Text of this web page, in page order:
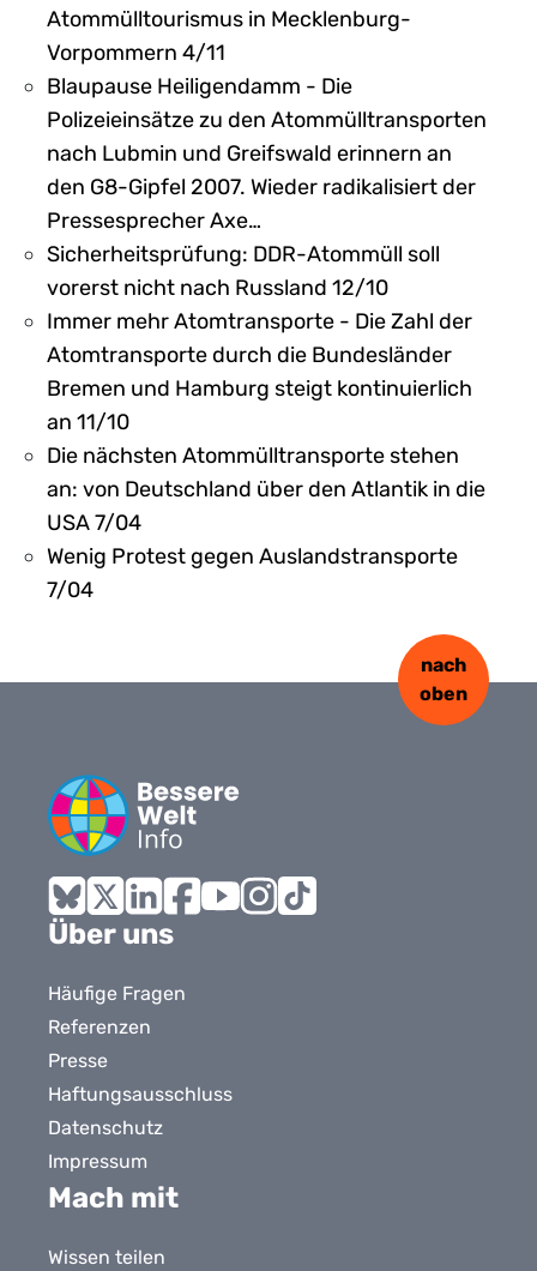
Atommülltourismus in Mecklenburg-
Vorpommern 4/11
Blaupause Heiligendamm - Die
Polizeieinsätze zu den Atommülltransporten
nach Lubmin und Greifswald erinnern an
den G8-Gipfel 2007. Wieder radikalisiert der
Pressesprecher Axe…
Sicherheitsprüfung: DDR-Atommüll soll
vorerst nicht nach Russland 12/10
Immer mehr Atomtransporte - Die Zahl der
Atomtransporte durch die Bundesländer
Bremen und Hamburg steigt kontinuierlich
an 11/10
Die nächsten Atommülltransporte stehen
an: von Deutschland über den Atlantik in die
USA 7/04
Wenig Protest gegen Auslandstransporte
7/04
Bluesky
X LinkedInFacebook
nach
oben
Über uns
Häufige Fragen
Referenzen
Presse
Haftungsausschluss
Datenschutz
Impressum
Mach mit
Wissen teilen